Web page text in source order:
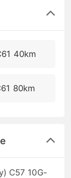
40km
80km
C57 10G-